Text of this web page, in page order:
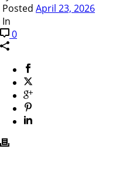
Posted April 23, 2026
In
0